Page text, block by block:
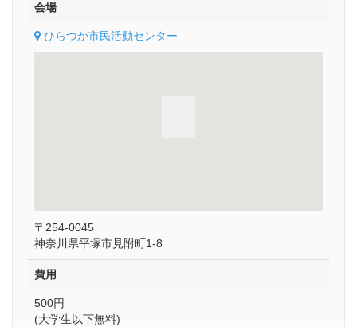
会場
ひらつか市民活動センター
〒254-0045
神奈川県平塚市見附町1-8
費用
500円
(大学生以下無料)